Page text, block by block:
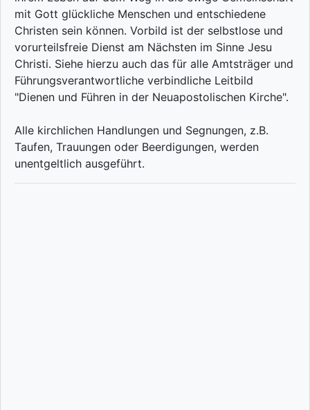
mit Gott glückliche Menschen und entschiedene
Christen sein können. Vorbild ist der selbstlose und
vorurteilsfreie Dienst am Nächsten im Sinne Jesu
Christi. Siehe hierzu auch das für alle Amtsträger und
Führungsverantwortliche verbindliche Leitbild
"Dienen und Führen in der Neuapostolischen Kirche".
Alle kirchlichen Handlungen und Segnungen, z.B.
Taufen, Trauungen oder Beerdigungen, werden
unentgeltlich ausgeführt.